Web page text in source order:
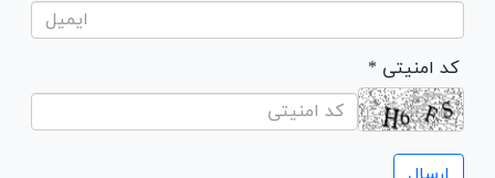
* کد امنیتی